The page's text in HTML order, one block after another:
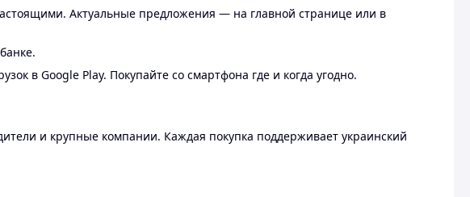
Актуальные предложения — на главной странице или в
в Google Play. Покупайте со смартфона где и когда угодно.
и крупные компании. Каждая покупка поддерживает украинский